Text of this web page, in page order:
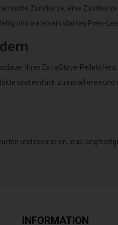
Zündkerze, eine
und bieten ein starkes Preis-
Ihres ExtraStove-
sind einfach zu installieren und
und reparieren, was
INFORMATION